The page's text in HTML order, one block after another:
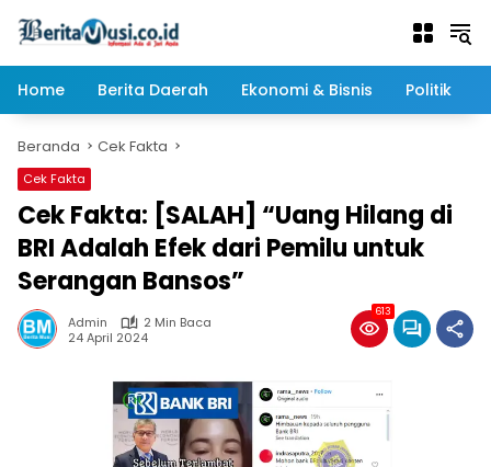
Home
Berita Daerah Ekonomi & Bisnis Politik
Beranda Cek Fakta
Cek Fakta
Cek Fakta: [SALAH] “Uang Hilang di
BRI Adalah Efek dari Pemilu untuk
Serangan Bansos”
Admin
2 Min Baca
24 April 2024
613